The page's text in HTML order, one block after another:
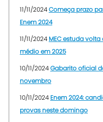
11/11/2024Começa prazo
Enem 2024
11/11/2024 MEC estuda
médio em 2025
10/11/2024Gabarito oficial
novembro
10/11/2024 Enem 2024:
provas neste domingo